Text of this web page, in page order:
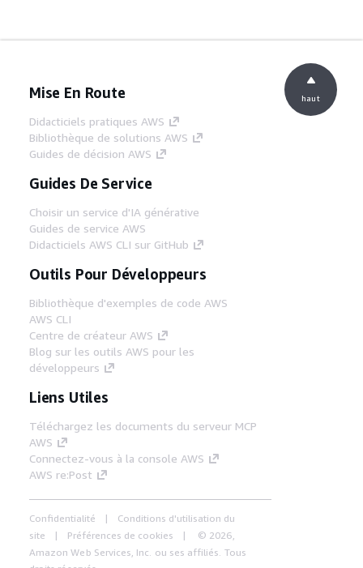
Mise En Route
Didacticiels pratiques AWS
Bibliothèque de solutions AWS
Guides de décision AWS
Guides De Service
Choisir un service d'IA générative
Guides de service AWS
Didacticiels AWS CLI sur GitHub
Outils Pour Développeurs
Bibliothèque d'exemples de code AWS
AWS CLI
Centre de créateur AWS
Blog sur les outils AWS pour les
développeurs
Liens Utiles
Téléchargez les documents du serveur MCP
AWS
Connectez-vous à la console AWS
AWS re:Post
Confidentialité
Conditions d'utilisation du
site
Préférences de cookies
© 2026,
Amazon Web Services, Inc. ou ses affiliés. Tous
haut